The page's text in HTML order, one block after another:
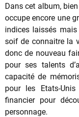
Dans cet album,
occupe encore une
indices laissés
soif de connaitre la
donc de nouveau
pour ses talents
capacité de
pour les Etats-
financier pour
personnage.